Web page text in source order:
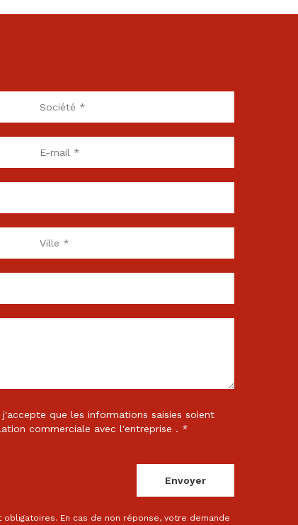
que les informations saisies soient
commerciale avec l'entreprise . *
En cas de non réponse, votre demande